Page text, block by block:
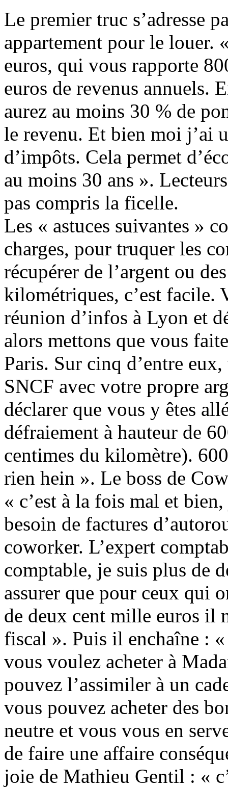
Le premier truc s’adresse
appartement pour le louer.
euros, qui vous rapporte
euros de revenus annuels.
aurez au moins 30 % de
le revenu. Et bien moi j’ai
d’impôts. Cela permet
au moins 30 ans ».
pas compris la ficelle.
Les « astuces suivantes »
charges, pour truquer les
récupérer de l’argent ou
kilométriques, c’est facile.
réunion d’infos à Lyon et
alors mettons que vous
Paris. Sur cinq d’entre
SNCF avec votre propre
déclarer que vous y êtes
défraiement à hauteur de
centimes du kilomètre).
rien hein ». Le boss de
« c’est à la fois mal et
besoin de factures
coworker. L’expert
comptable, je suis plus de
assurer que pour ceux qui
de deux cent mille euros il
fiscal ». Puis il enchaîne :
vous voulez acheter à
pouvez l’assimiler à un
vous pouvez acheter des
neutre et vous vous en
de faire une affaire
joie de Mathieu Gentil : «